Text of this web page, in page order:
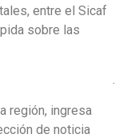
entre el Sicaf
sobre las
.
región, ingresa
de noticia